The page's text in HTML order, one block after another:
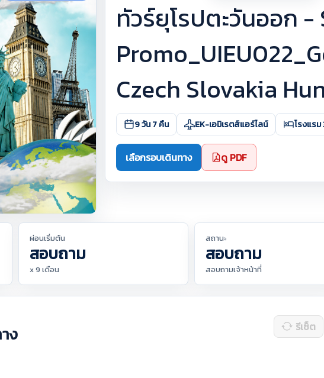
ทัวร์ยุโรปตะวันออก
Czech Slovakia
9 วัน 7 คืน EK-เอมิเรตส์แอร์ไลน์ โรงแรม
เลือกรอบเดินทาง ดู PDF
ผ่อนเริ่มต้น
สอบถาม
x 9 เดือน
สถานะ
สอบถาม
สอบถามเจ้าหน้าที่
ง รีเซ็ต